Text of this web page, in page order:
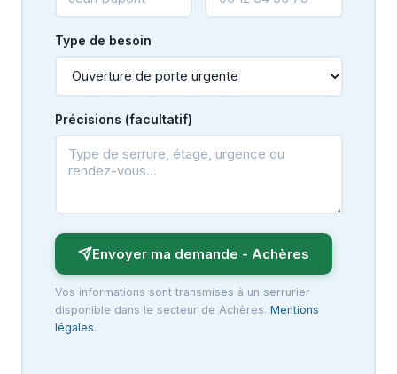
Type de besoin
Précisions (facultatif)
Envoyer ma demande - Achères
Vos informations sont transmises à un serrurier
disponible dans le secteur de Achères. Mentions
légales.